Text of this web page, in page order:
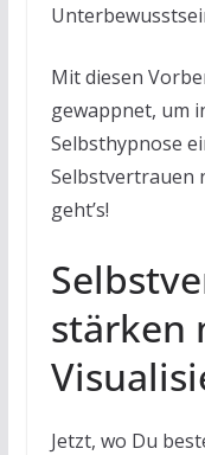
Mit diesen
gewappnet, um
Selbsthypnose
Selbstvertrauen
geht’s!
stärken
Jetzt, wo Du